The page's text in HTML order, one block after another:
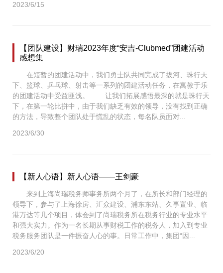
2023/6/15
【团队建设】财瑞2023年度“安吉-Clubmed”团建活动
感想集
在短暂的团建活动中，我们勇士队共同完成了拔河、珠行天
下、篮球、乒乓球、射击等一系列的团建活动任务，在寓教于乐
的团建活动中受益匪浅。 让我们拓展感悟最深的就是珠行天
下，在第一轮比拼中，由于我们缺乏有效的领导，没有找到正确
的方法，导致整个团队处于慌乱的状态，每名队员面对...
2023/6/30
【新人心语】新人心语——王剑豪
来到上海尚瑞税务师事务所两个月了，在所长和部门经理的
领导下，参与了上海徐房、汇众建设、浦东东站、久事置业、临
港万达等几个项目，体会到了尚瑞税务所在税务行业的专业水平
和强大实力。作为一名长期从事财税工作的税务人，加入到专业
税务服务团队是一件振奋人心的事。日常工作中，集团“因...
2023/6/20